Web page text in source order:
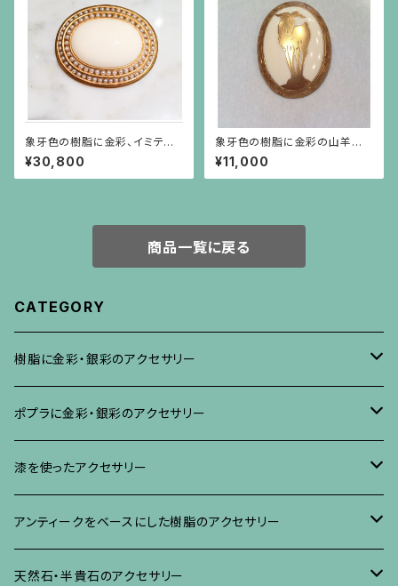
象牙色の樹脂に金彩、イミテー
ションパールがグルリと巻いてい
るブローチ
¥30,800
象牙色の樹脂に金彩の山羊の
ブローチ 楕円(中)
¥11,000
商品一覧に戻る
CATEGORY
樹脂に金彩・銀彩のアクセサリー
ブローチ
イヤリング・ピアス
ネックレス、その他
ポプラに金彩・銀彩のアクセサリー
ブローチ
イヤリング、ピアス
ネックレス、ペンダント
漆を使ったアクセサリー
ブローチ
イヤリング・ピアス
アンティークをベースにした樹脂のアクセサリー
ブローチ
天然石・半貴石のアクセサリー